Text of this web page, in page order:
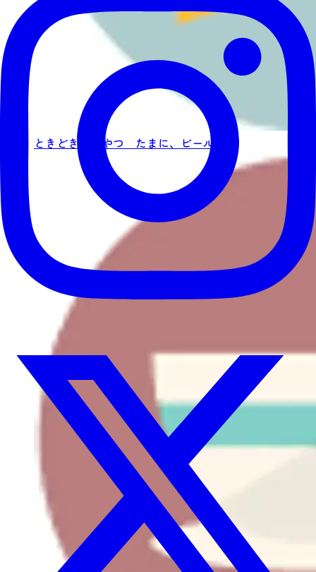
ときどき、おやつ たまに、ビール